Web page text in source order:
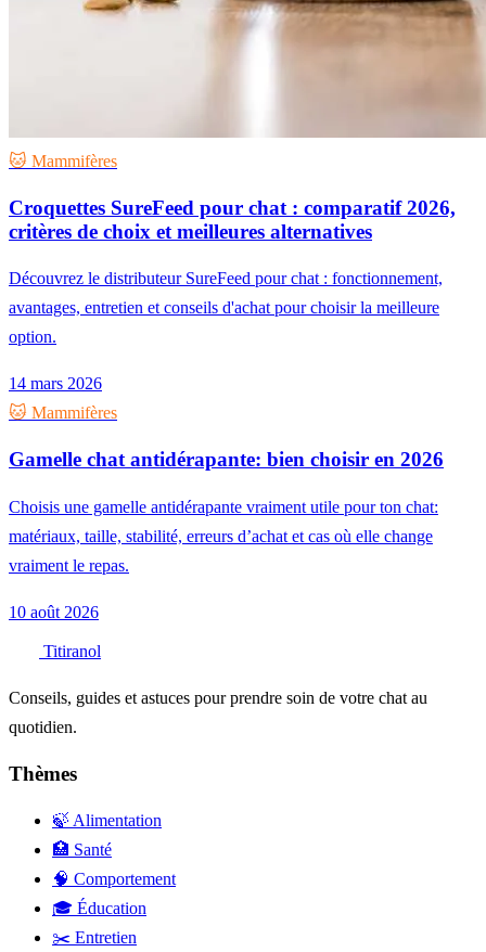
🐱 Mammifères
Croquettes SureFeed pour chat : comparatif 2026,
critères de choix et meilleures alternatives
Découvrez le distributeur SureFeed pour chat : fonctionnement,
avantages, entretien et conseils d'achat pour choisir la meilleure
option.
14 mars 2026
🐱 Mammifères
Gamelle chat antidérapante: bien choisir en 2026
Choisis une gamelle antidérapante vraiment utile pour ton chat:
matériaux, taille, stabilité, erreurs d’achat et cas où elle change
vraiment le repas.
10 août 2026
Titiranol
Conseils, guides et astuces pour prendre soin de votre chat au
quotidien.
Thèmes
🍃 Alimentation
🏥 Santé
🧠 Comportement
🎓 Éducation
✂️ Entretien